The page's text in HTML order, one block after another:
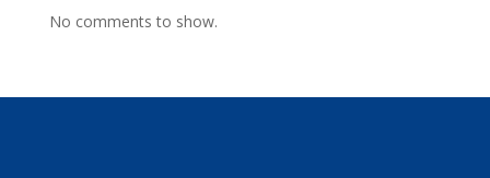
No comments to show.